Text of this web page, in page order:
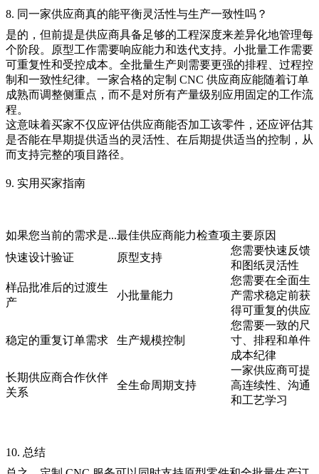
8. 同一家供应商真的能平衡灵活性与生产一致性吗？
是的，但前提是供应商具备足够的工程深度来差异化地管理每
个阶段。原型工作需要响应能力和迭代支持。小批量工作需要
可重复性和受控成本。全批量生产则需要更强的排程、过程控
制和一致性纪律。一家合格的定制 CNC 供应商应能随着订单
成熟而调整侧重点，而不是对所有产量级别应用固定的工作流
程。
这意味着买家不仅应评估供应商能否加工该零件，还应评估其
是否能在早期提供适当的灵活性、在后期提供适当的控制，从
而支持完整的项目路径。
9. 实用买家指南
如果您当前的需求是...最佳供应商能力检查项主要原因
快速设计验证
原型支持
您需要快速反馈
和图纸灵活性
样品批准后的过渡生
产
小批量能力
您需要在全面生
产需求稳定前获
得可重复的供应
稳定的重复订单需求 生产规模控制
您需要一致的尺
寸、排程和单件
成本纪律
长期供应商合作伙伴
关系
全生命周期支持
一家供应商可提
高连续性、沟通
和工艺学习
10. 总结